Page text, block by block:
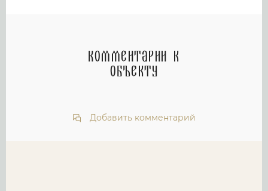
Комментарии к
объекту
Добавить комментарий